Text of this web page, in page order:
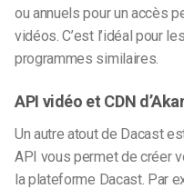
ou annuels pour un accès
vidéos. C’est l’idéal pour
programmes similaires.
API vidéo et CDN
Un autre atout de Dacast
API vous permet de créer
la plateforme Dacast. Par